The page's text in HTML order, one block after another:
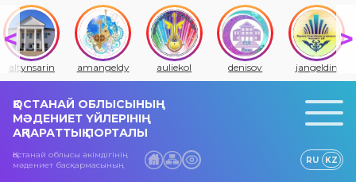
altynsarin amangeldy auliekol denisov jangeldin
ҚОСТАНАЙ ОБЛЫСЫНЫҢ
МӘДЕНИЕТ ҮЙЛЕРІНІҢ
АҚПАРАТТЫҚ ПОРТАЛЫ
Қостанай облысы әкімдігінің
мәдениет басқармасының
RU KZ